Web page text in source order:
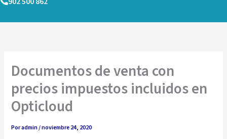
Ir
Documentos de venta con
precios impuestos incluidos en
Opticloud
Poradmin/noviembre 24, 2020